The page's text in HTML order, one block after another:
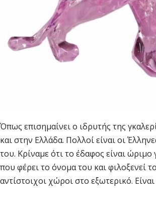
Όπως επισημαίνει ο ιδρυτής της
και στην Ελλάδα. Πολλοί είναι οι
του. Κρίναμε ότι το έδαφος είναι
που φέρει το όνομα του και φιλοξενεί
αντίστοιχοι χώροι στο εξωτερικό.